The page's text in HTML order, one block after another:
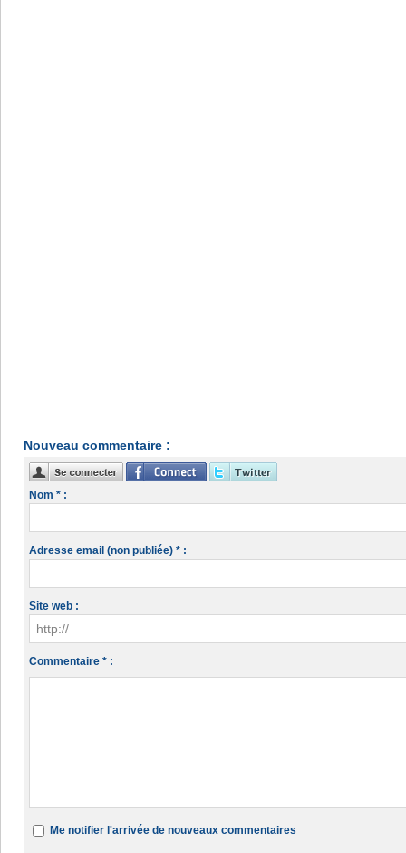
Nouveau commentaire :
Nom * :
Adresse email (non publiée) * :
Site web :
Commentaire * :
Me notifier l'arrivée de nouveaux commentaires